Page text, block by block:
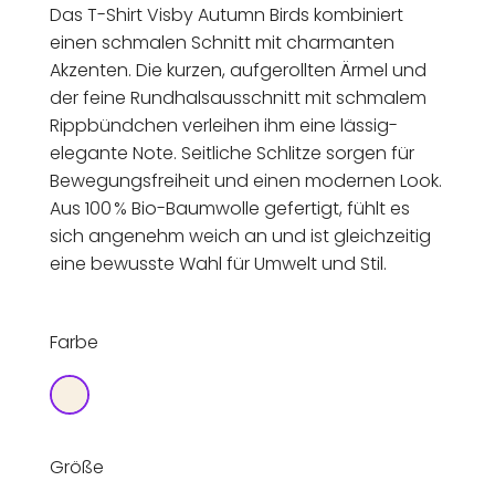
Das T-Shirt Visby Autumn Birds kombiniert
einen schmalen Schnitt mit charmanten
Akzenten. Die kurzen, aufgerollten Ärmel und
der feine Rundhalsausschnitt mit schmalem
Rippbündchen verleihen ihm eine lässig-
elegante Note. Seitliche Schlitze sorgen für
Bewegungsfreiheit und einen modernen Look.
Aus 100 % Bio-Baumwolle gefertigt, fühlt es
sich angenehm weich an und ist gleichzeitig
eine bewusste Wahl für Umwelt und Stil.
Farbe
Größe